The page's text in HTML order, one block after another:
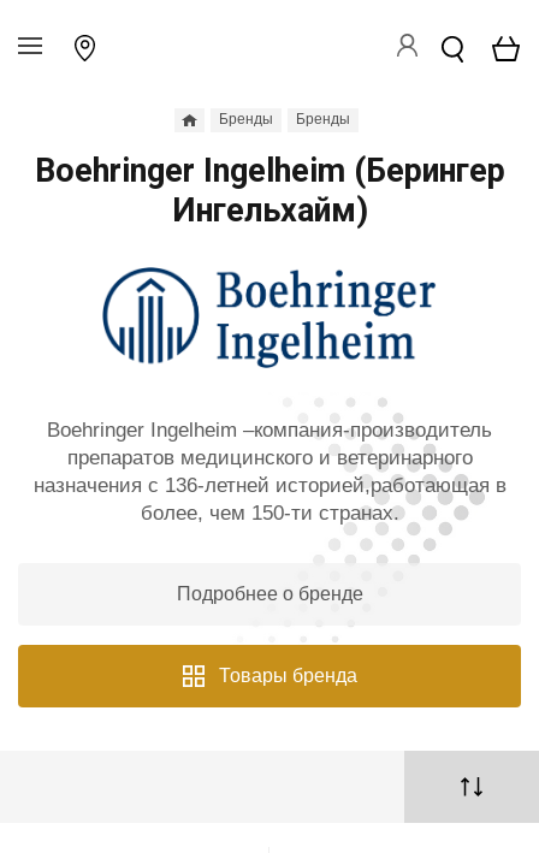
Бренды Бренды
Boehringer Ingelheim (Берингер
Ингельхайм)
Boehringer Ingelheim –компания-производитель
препаратов медицинского и ветеринарного
назначения с 136-летней историей,работающая в
более, чем 150-ти странах.
Подробнее о бренде
Товары бренда